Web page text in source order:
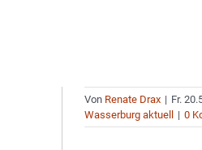
Von Renate Drax | Fr.
Wasserburg aktuell
| 0